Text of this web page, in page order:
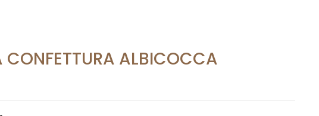
CONFETTURA ALBICOCCA